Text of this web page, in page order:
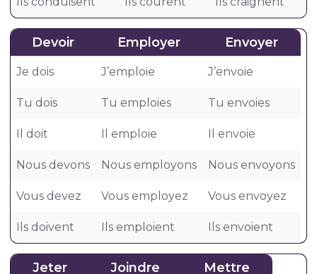
Devoir Employer Envoyer
Je dois J’emploie J’envoie
Tu dois Tu emploies Tu envoies
Il doit Il emploie Il envoie
Nous devons Nous employons Nous envoyons
Vous devez Vous employez Vous envoyez
Ils doivent Ils emploient Ils envoient
Jeter Joindre Mettre